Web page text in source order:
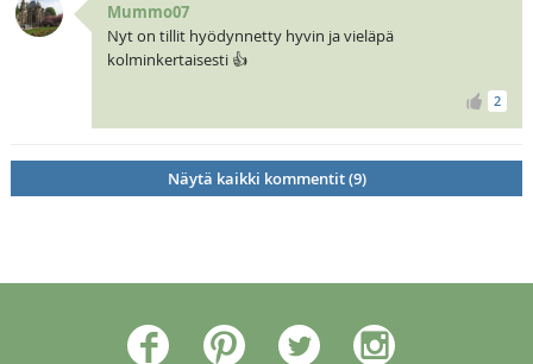
Mummo07
Nyt on tillit hyödynnetty hyvin ja vieläpä
kolminkertaisesti 👍
2
Näytä kaikki kommentit (9)